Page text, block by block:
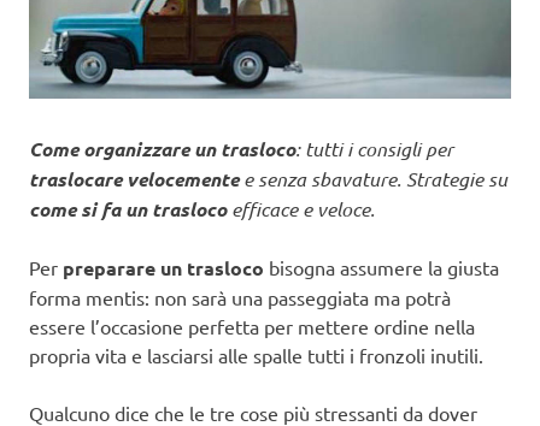
Come organizzare un trasloco: tutti i consigli per
traslocare velocementee senza sbavature. Strategie su
come si fa un traslocoefficace e veloce.
Per preparare un trasloco bisogna assumere la giusta
forma mentis: non sarà una passeggiata ma potrà
essere l’occasione perfetta per mettere ordine nella
propria vita e lasciarsi alle spalle tutti i fronzoli inutili.
Qualcuno dice che le tre cose più stressanti da dover